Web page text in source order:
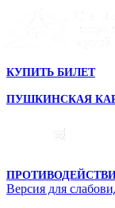
КУПИТЬ БИЛЕТ
ПУШКИНСКАЯ
Версия для